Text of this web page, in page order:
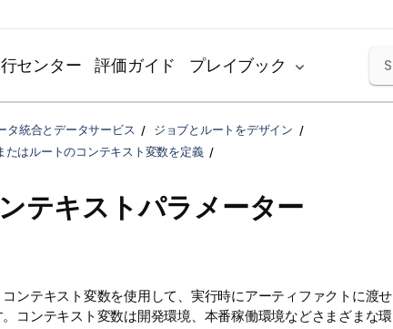
センター 評価ガイド プレイブック
タ統合とデータサービス
ジョブとルートをデザイン
たはルートのコンテキスト変数を定義
テキストパラメーター
ンテキスト変数を使用して、実行時にアーティファクトに渡せ
コンテキスト変数は開発環境、本番稼働環境などさまざまな環